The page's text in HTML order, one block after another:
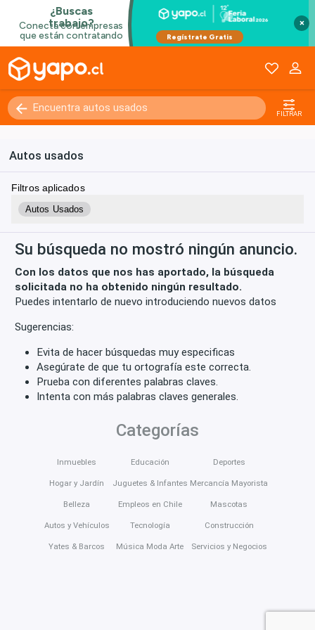
×
FILTRAR
Autos usados
Filtros aplicados
Autos Usados
Su búsqueda no mostró ningún anuncio.
Con los datos que nos has aportado, la búsqueda
solicitada no ha obtenido ningún resultado.
Puedes intentarlo de nuevo introduciendo nuevos datos
Sugerencias:
Evita de hacer búsquedas muy especificas
Asegúrate de que tu ortografía este correcta.
Prueba con diferentes palabras claves.
Intenta con más palabras claves generales.
Categorías
Inmuebles
Hogar y Jardín
Belleza
Autos y Vehículos
Yates & Barcos
Educación
Juguetes & Infantes
Empleos en Chile
Tecnología
Música Moda Arte
Deportes
Mercancía Mayorista
Mascotas
Construcción
Servicios y Negocios
Kilómetros 0 - 250000+